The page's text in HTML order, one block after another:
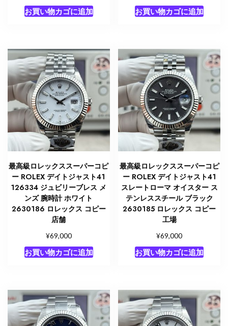
お買い物カゴに追加 お買い物カゴに追加
最高級ロレックススーパーコピ
ー ROLEX デイトジャスト41
126334 ジュビリーブレス メ
ンズ 腕時計 ホワイト
2630186 ロレックス コピー
店舗
¥69,000
お買い物カゴに追加
最高級ロレックススーパーコピ
ー ROLEX デイトジャスト41
スレートローマ オイスター ス
テンレススチール ブラック
2630185 ロレックス コピー
工場
¥69,000
お買い物カゴに追加